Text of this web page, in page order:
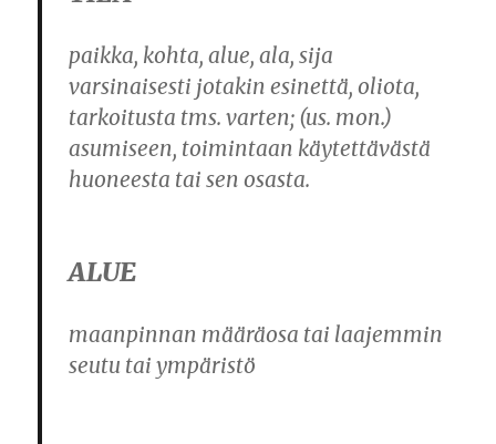
paikka, kohta, alue, ala, sija
varsinaisesti jotakin esinettä, oliota,
tarkoitusta tms. varten; (us. mon.)
asumiseen, toimintaan käytettävästä
huoneesta tai sen osasta.
ALUE
maanpinnan määräosa tai laajemmin
seutu tai ympäristö